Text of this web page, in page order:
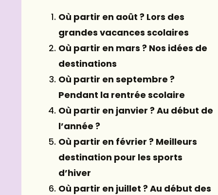
Où partir en août ? Lors des
grandes vacances scolaires
Où partir en mars ? Nos idées de
destinations
Où partir en septembre ?
Pendant la rentrée scolaire
Où partir en janvier ? Au début de
l’année ?
Où partir en février ? Meilleurs
destination pour les sports
d’hiver
Où partir en juillet ? Au début des